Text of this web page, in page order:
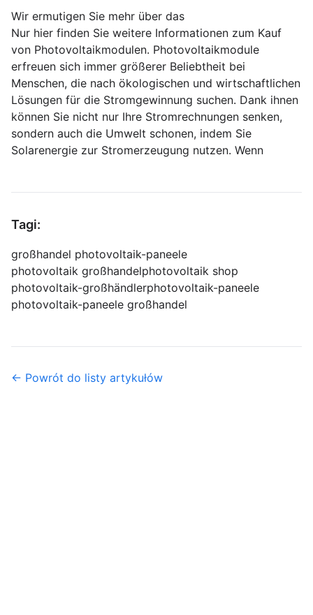
Wir ermutigen Sie mehr über das
Nur hier finden Sie weitere Informationen zum Kauf
von Photovoltaikmodulen. Photovoltaikmodule
erfreuen sich immer größerer Beliebtheit bei
Menschen, die nach ökologischen und wirtschaftlichen
Lösungen für die Stromgewinnung suchen. Dank ihnen
können Sie nicht nur Ihre Stromrechnungen senken,
sondern auch die Umwelt schonen, indem Sie
Solarenergie zur Stromerzeugung nutzen. Wenn
Tagi:
großhandel photovoltaik-paneele
photovoltaik großhandelphotovoltaik shop
photovoltaik-großhändlerphotovoltaik-paneele
photovoltaik-paneele großhandel
← Powrót do listy artykułów